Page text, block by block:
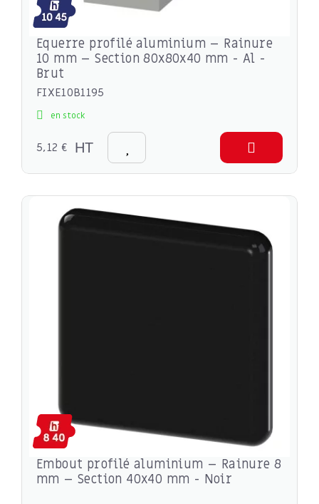
Equerre profilé aluminium – Rainure
10 mm – Section 80x80x40 mm - Al -
Brut
FIXE10B1195
en stock
5,12 € HT
Embout profilé aluminium – Rainure 8
mm – Section 40x40 mm - Noir